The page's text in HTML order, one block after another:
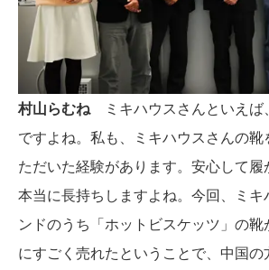
村山らむねミキハウスさんといえば
ですよね。私も、ミキハウスさんの
ただいた経験があります。安心して履
本当に長持ちしますよね。今回、ミキ
ンドのうち「ホットビスケッツ」の靴
にすごく売れたということで、中国の